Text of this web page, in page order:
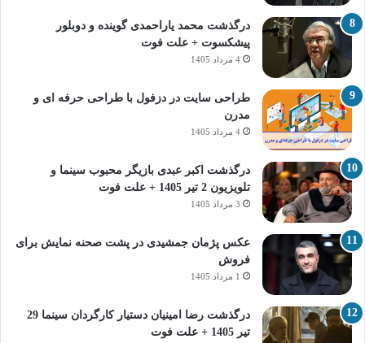
درگذشت محمد یاراحمدی گوینده و دوبلور
پیشکسوت + علت فوت
4 مرداد 1405
طراحی سایت در دزفول با طراحی حرفه‌ ای و
مدرن
4 مرداد 1405
درگذشت اکبر عبدی بازیگر محبوب سینما و
تلویزیون 2 تیر 1405 + علت فوت
3 مرداد 1405
عکس پژمان جمشیدی در پشت صحنه نمایش برای
فروش
1 مرداد 1405
درگذشت رضا امینیان دستیار کارگردان سینما 29
تیر 1405 + علت فوت